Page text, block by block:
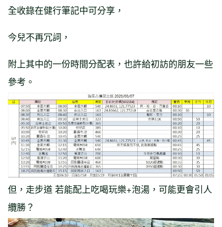
全收錄在健行筆記中可分享，
今兒不再冗詞，
附上其中的一份時間分配表，也許給初訪的朋友一些
參考。
但，走步道 若能配上吃喝玩樂+泡湯，可能更會引人
纜勝？